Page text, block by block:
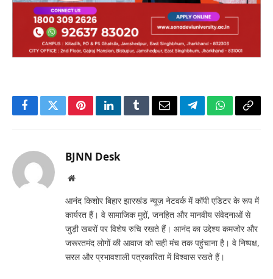
FacebookTwitterPinterestLinkedInTumblrEmailTelegramWhatsApp
Copy
BJNN Desk
Website
आनंद किशोर बिहार झारखंड न्यूज़ नेटवर्क में कॉपी एडिटर के रूप में
कार्यरत हैं। वे सामाजिक मुद्दों, जनहित और मानवीय संवेदनाओं से
जुड़ी खबरों पर विशेष रुचि रखते हैं। आनंद का उद्देश्य कमजोर और
जरूरतमंद लोगों की आवाज को सही मंच तक पहुंचाना है। वे निष्पक्ष,
सरल और प्रभावशाली पत्रकारिता में विश्वास रखते हैं।